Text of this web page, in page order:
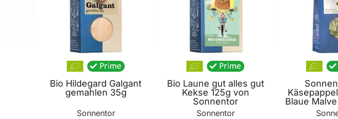
Bio Hildegard Galgant
gemahlen 35g
Sonnentor
Bio Laune gut alles gut
Kekse 125g von
Sonnentor
Sonnentor
Blaue